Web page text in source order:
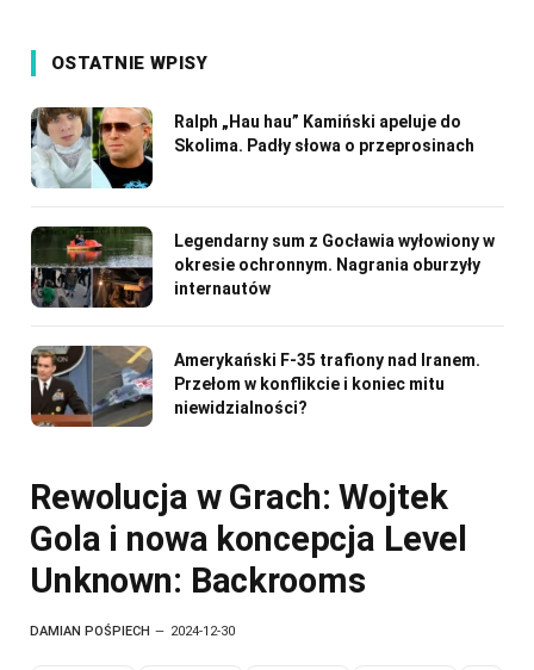
OSTATNIE WPISY
Ralph „Hau hau” Kamiński apeluje do
Skolima. Padły słowa o przeprosinach
Legendarny sum z Gocławia wyłowiony w
okresie ochronnym. Nagrania oburzyły
internautów
Amerykański F-35 trafiony nad Iranem.
Przełom w konflikcie i koniec mitu
niewidzialności?
Rewolucja w Grach: Wojtek
Gola i nowa koncepcja Level
Unknown: Backrooms
DAMIAN POŚPIECH 2024-12-30